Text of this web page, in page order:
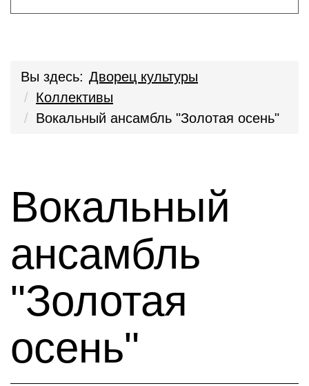
Вы здесь: Дворец культуры
Коллективы
Вокальный ансамбль "Золотая осень"
Вокальный
ансамбль
"Золотая
осень"